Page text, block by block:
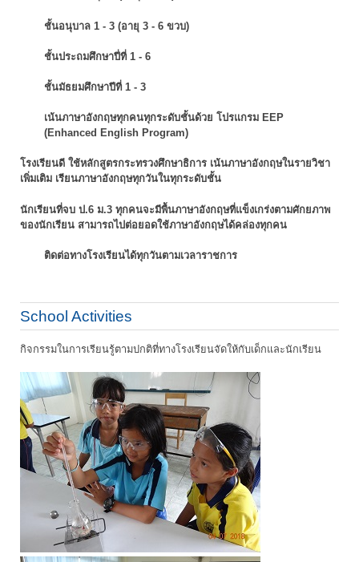
ชั้นอนุบาล 1 - 3 (อายุ 3 - 6 ขวบ)
ชั้นประถมศึกษาปี่ที่ 1 - 6
ชั้นมัธยมศึกษาปีที่ 1 - 3
เน้นภาษาอังกฤษทุกคนทุกระดับชั้นด้วย โปรแกรม EEP
(Enhanced English Program)
โรงเรียนดี ใช้หลักสูตรกระทรวงศึกษาธิการ เน้นภาษาอังกฤษในรายวิชา
เพิ่มเติม เรียนภาษาอังกฤษทุกวันในทุกระดับชั้น
นักเรียนที่จบ ป.6 ม.3 ทุกคนจะมีพื้นภาษาอังกฤษที่แข็งเกร่งตามศักยภาพ
ของนักเรียน สามารถไปต่อยอดใช้ภาษาอังกฤษได้คล่องทุกคน
ติดต่อทางโรงเรียนได้ทุกวันตามเวลาราชการ
School Activities
กิจกรรมในการเรียนรู้ตามปกติที่ทางโรงเรียนจัดให้กับเด็กและนักเรียน